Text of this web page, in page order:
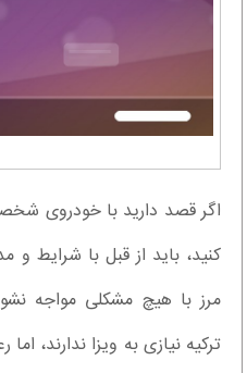
اگر قصد دارید با خودروی
کنید، باید از قبل با شرایط و
مرز با هیچ مشکلی مواجه
ترکیه نیازی به ویزا ندارند،